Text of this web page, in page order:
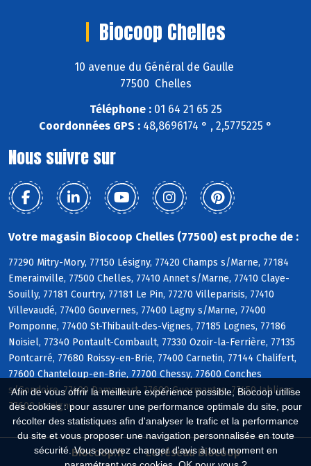
Afin de vous offrir la meilleure expérience possible, Biocoop utilise
des cookies : pour assurer une performance optimale du site, pour
récolter des statistiques afin d'analyser le trafic et la performance
du site et vous proposer une navigation personnalisée en toute
sécurité. Vous pouvez changer d'avis à tout moment en
Biocoop Chelles
10 avenue du Général de Gaulle
77500 Chelles
Téléphone :01 64 21 65 25
Coordonnées GPS : 48,8696174 ° , 2,5775225 °
Nous suivre sur
Votre magasin Biocoop Chelles (77500) est proche de :
77290 Mitry-Mory, 77150 Lésigny, 77420 Champs s/Marne, 77184
Emerainville, 77500 Chelles, 77410 Annet s/Marne, 77410 Claye-
Souilly, 77181 Courtry, 77181 Le Pin, 77270 Villeparisis, 77410
Villevaudé, 77400 Gouvernes, 77400 Lagny s/Marne, 77400
Pomponne, 77400 St-Thibault-des-Vignes, 77185 Lognes, 77186
Noisiel, 77340 Pontault-Combault, 77330 Ozoir-la-Ferrière, 77135
Pontcarré, 77680 Roissy-en-Brie, 77400 Carnetin, 77144 Chalifert,
77600 Chanteloup-en-Brie, 77700 Chessy, 77600 Conches
s/Gondoire, 77400 Dampmart, 77600 Guermantes, 77450 Jablines,
77600 Jossigny
Biocoop.fr
Le réseau Biocoop